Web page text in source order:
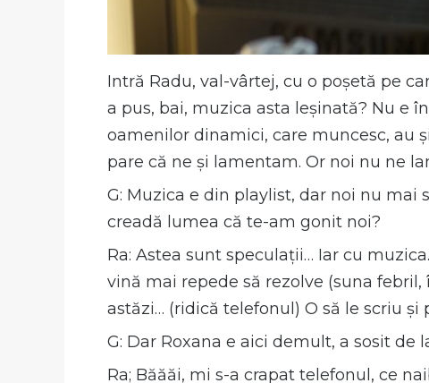
Intră Radu, val-vârtej, cu o poșetă pe
a pus, bai, muzica asta leșinată? Nu e
oamenilor dinamici, care muncesc, au
pare că ne și lamentam. Or noi nu ne
G: Muzica e din playlist, dar noi nu mai
creadă lumea că te-am gonit noi?
Ra: Astea sunt speculații… Iar cu
vină mai repede să rezolve (suna
astăzi… (ridică telefonul) O să le scriu și
G: Dar Roxana e aici demult, a sosit de
Ra; Băăăi, mi s-a crapat telefonul, ce